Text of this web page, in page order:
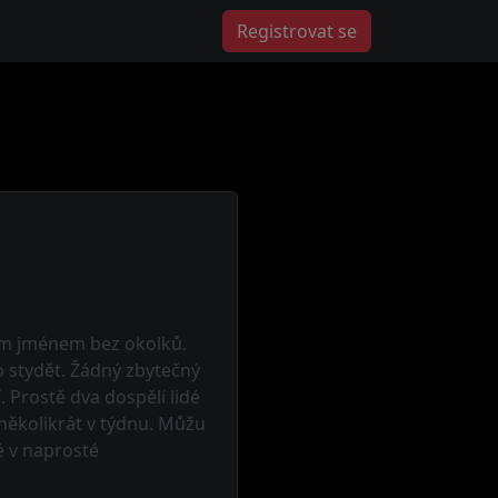
Registrovat se
jménem bez okolků.
stydět. Žádný zbytečný
Prostě dva dospělí lidé
v týdnu. Můžu
v naprosté